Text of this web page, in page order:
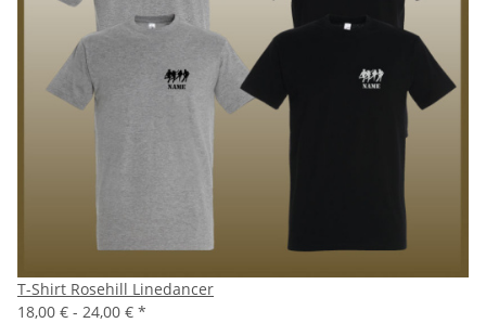
T-Shirt Rosehill Linedancer
18,00 € - 24,00 € *